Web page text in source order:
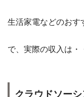
生活家電などのおす
で、実際の収入は・
クラウドソー